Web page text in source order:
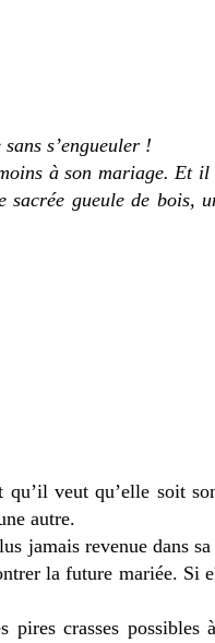
s’engueuler !
à son mariage. Et
sacrée gueule de bois,
veut qu’elle soit
autre.
jamais revenue dans
la future mariée. Si
crasses possibles